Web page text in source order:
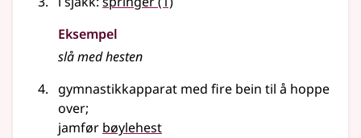
Eksempel
slå medhesten
gymnastikkapparat med fire bein til å hoppe
over;
jamfør bøylehest